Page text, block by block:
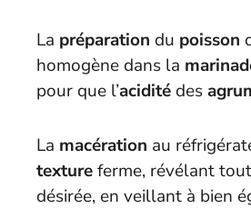
La préparation du poisson
homogène dans la
pour que l’acidité des
La macération au
textureferme, révélant
désirée, en veillant à bien